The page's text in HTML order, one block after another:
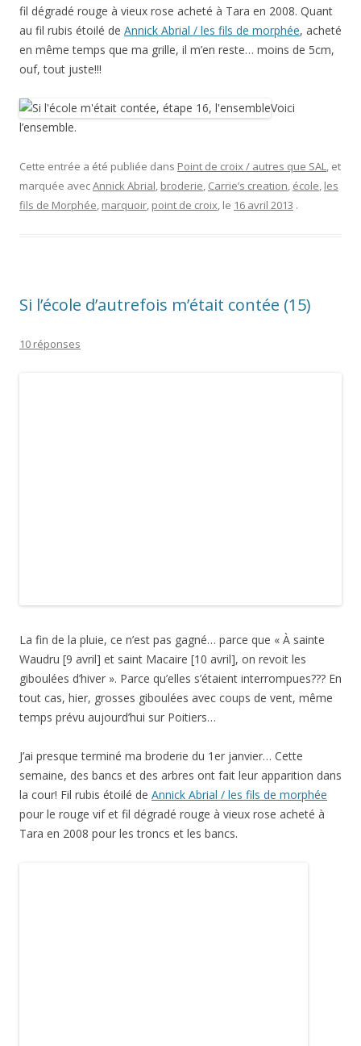
fil dégradé rouge à vieux rose acheté à Tara en 2008. Quant
au fil rubis étoilé de Annick Abrial / les fils de morphée, acheté
en même temps que ma grille, il m’en reste… moins de 5cm,
ouf, tout juste!!!
Voici
l’ensemble.
Cette entrée a été publiée dans Point de croix / autres que SAL, et
marquée avecAnnick Abrial, broderie, Carrie’s creation, école, les
fils de Morphée, marquoir, point de croix, le 16 avril 2013 .
Si l’école d’autrefois m’était contée (15)
10 réponses